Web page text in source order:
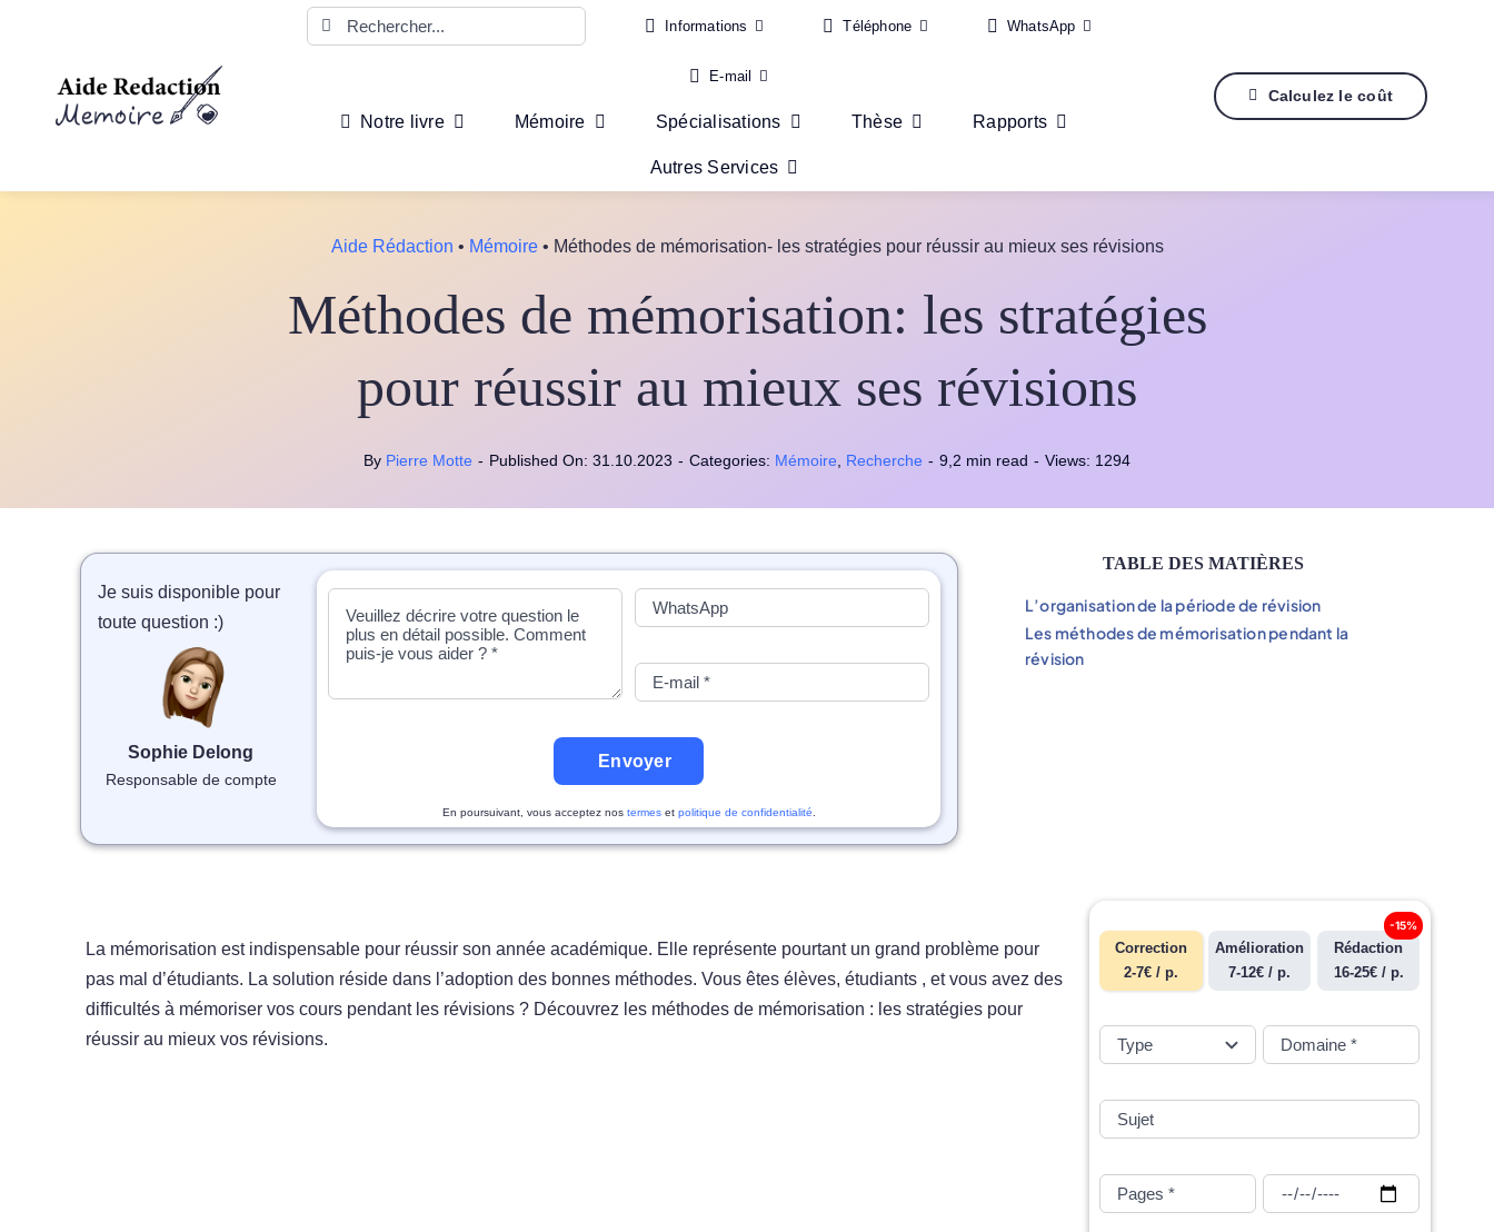
Rechercher: Informations Téléphone WhatsApp
E-mail
Notre livre Mémoire Spécialisations Thèse Rapports
Autres Services
Calculez le coût
Aide Rédaction • Mémoire• Méthodes de mémorisation- les stratégies pour réussir au mieux ses révisions
Méthodes de mémorisation: les stratégies
pour réussir au mieux ses révisions
By Pierre Motte - Published On: 31.10.2023 - Categories: Mémoire Recherche - 9,2 min read - Views: 1294
Je suis disponible pour
toute question :)
Sophie Delong
Responsable de compte
Envoyer
En poursuivant, vous acceptez nos termeset politique de confidentialité
TABLE DES MATIÈRES
L’organisation de la période de révision
Les méthodes de mémorisation pendant la
révision
La mémorisation est indispensable pour réussir son année académique. Elle représente pourtant un grand problème pour
pas mal d’étudiants. La solution réside dans l’adoption des bonnes méthodes. Vous êtes élèves, étudiants , et vous avez des
difficultés à mémoriser vos cours pendant les révisions ? Découvrez les méthodes de mémorisation : les stratégies pour
réussir au mieux vos révisions.
Correction
2-7€ / p.
Amélioration
7-12€ / p.
Rédaction
16-25€ / p.
-15%